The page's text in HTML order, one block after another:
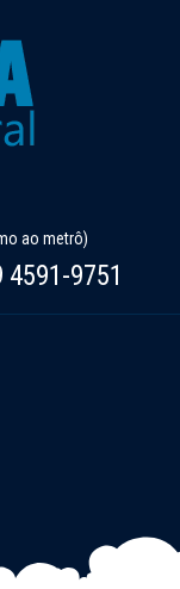
ao metrô)
4591-9751